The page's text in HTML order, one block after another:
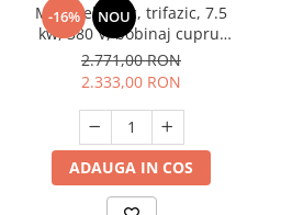
-16% NOU
Motor electric, trifazic, 7.5
kw, 380 V, bobinaj cupru,
Micul Fermier
2.771,00 RON
2.333,00 RON
ADAUGA IN COS